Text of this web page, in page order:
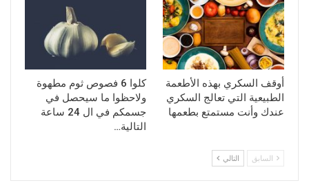
أوقف السكري بهذه الأطعمة
الطبيعية التي تعالج السكري
عندك وأنت مستمتع بطعمها
كلوا 6 فصوص ثوم مطهوة
ولاحظوا ما سيحصل في
جسمكم في ال 24 ساعة
التالية…
السابق التالي